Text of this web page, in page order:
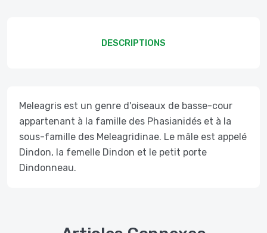
DESCRIPTIONS
Meleagris est un genre d'oiseaux de basse-cour
appartenant à la famille des Phasianidés et à la
sous-famille des Meleagridinae. Le mâle est appelé
Dindon, la femelle Dindon et le petit porte
Dindonneau.